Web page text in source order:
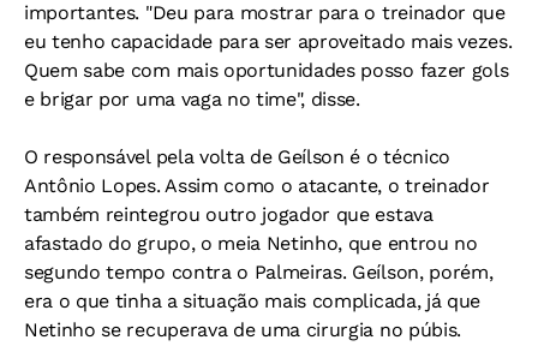
importantes. "Deu para mostrar para o treinador que
eu tenho capacidade para ser aproveitado mais vezes.
Quem sabe com mais oportunidades posso fazer gols
e brigar por uma vaga no time", disse.
O responsável pela volta de Geílson é o técnico
Antônio Lopes. Assim como o atacante, o treinador
também reintegrou outro jogador que estava
afastado do grupo, o meia Netinho, que entrou no
segundo tempo contra o Palmeiras. Geílson, porém,
era o que tinha a situação mais complicada, já que
Netinho se recuperava de uma cirurgia no púbis.